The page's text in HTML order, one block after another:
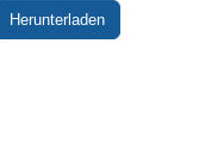
Herunterladen